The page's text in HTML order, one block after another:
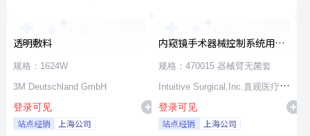
透明敷料
规格：1624W
3M Deutschland GmbH
登录可见
站点经销 上海公司
内窥镜手术器械控制系统用无
源器械和附件
规格：470015 器械臂无菌套
Intuitive Surgical,Inc.直观医疗公
司
登录可见
站点经销 上海公司